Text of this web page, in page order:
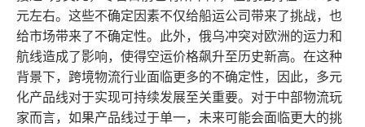
元左右。这些不确定因素不仅给船运公司带来了挑战，也
给市场带来了不确定性。此外，俄乌冲突对欧洲的运力和
航线造成了影响，使得空运价格飙升至历史新高。在这种
背景下，跨境物流行业面临更多的不确定性，因此，多元
化产品线对于实现可持续发展至关重要。对于中部物流玩
家而言，如果产品线过于单一，未来可能会面临更大的挑